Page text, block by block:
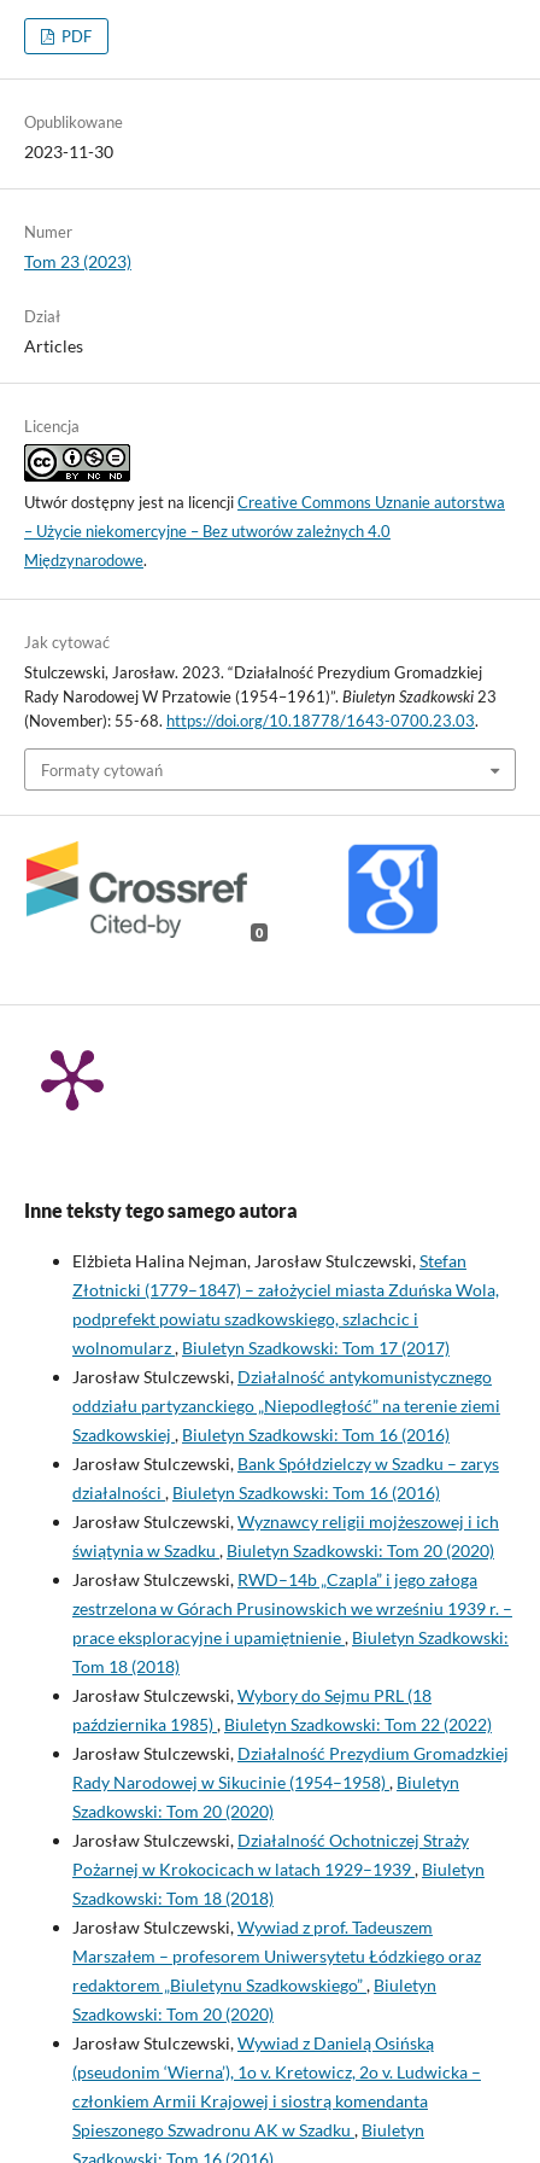
PDF
Opublikowane
2023-11-30
Numer
Tom 23 (2023)
Dział
Articles
Licencja
Utwór dostępny jest na licencjiCreative Commons Uznanie autorstwa
– Użycie niekomercyjne – Bez utworów zależnych 4.0
Międzynarodowe.
Jak cytować
Stulczewski, Jarosław. 2023. “Działalność Prezydium Gromadzkiej
Rady Narodowej W Przatowie (1954–1961)”. Biuletyn Szadkowski23
(November): 55-68. https://doi.org/10.18778/1643-0700.23.03.
Formaty cytowań
0
Inne teksty tego samego autora
Elżbieta Halina Nejman, Jarosław Stulczewski,Stefan
Złotnicki (1779–1847) – założyciel miasta Zduńska Wola,
podprefekt powiatu szadkowskiego, szlachcic i
wolnomularz, Biuletyn Szadkowski: Tom 17 (2017)
Jarosław Stulczewski, Działalność antykomunistycznego
oddziału partyzanckiego „Niepodległość” na terenie ziemi
Szadkowskiej , Biuletyn Szadkowski: Tom 16 (2016)
Jarosław Stulczewski, Bank Spółdzielczy w Szadku – zarys
działalności , Biuletyn Szadkowski: Tom 16 (2016)
Jarosław Stulczewski,Wyznawcy religii mojżeszowej i ich
świątynia w Szadku , Biuletyn Szadkowski: Tom 20 (2020)
Jarosław Stulczewski, RWD–14b „Czapla” i jego załoga
zestrzelona w Górach Prusinowskich we wrześniu 1939 r. –
prace eksploracyjne i upamiętnienie, Biuletyn Szadkowski:
Tom 18 (2018)
Jarosław Stulczewski,Wybory do Sejmu PRL (18
października 1985), Biuletyn Szadkowski: Tom 22 (2022)
Jarosław Stulczewski, Działalność Prezydium Gromadzkiej
Rady Narodowej w Sikucinie (1954–1958), Biuletyn
Szadkowski: Tom 20 (2020)
Jarosław Stulczewski, Działalność Ochotniczej Straży
Pożarnej w Krokocicach w latach 1929–1939, Biuletyn
Szadkowski: Tom 18 (2018)
Jarosław Stulczewski,Wywiad z prof. Tadeuszem
Marszałem – profesorem Uniwersytetu Łódzkiego oraz
redaktorem „Biuletynu Szadkowskiego”, Biuletyn
Szadkowski: Tom 20 (2020)
Jarosław Stulczewski,Wywiad z Danielą Osińską
(pseudonim ‘Wierna’), 1o v. Kretowicz, 2o v. Ludwicka –
członkiem Armii Krajowej i siostrą komendanta
Spieszonego Szwadronu AK w Szadku , Biuletyn
Szadkowski: Tom 16 (2016)